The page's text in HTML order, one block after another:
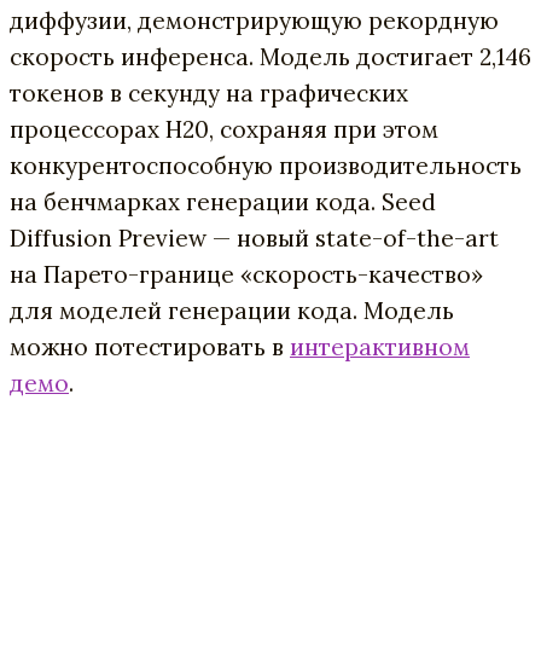
диффузии, демонстрирующую рекордную
скорость инференса. Модель достигает 2,146
токенов в секунду на графических
процессорах H20, сохраняя при этом
конкурентоспособную производительность
на бенчмарках генерации кода. Seed
Diffusion Preview — новый state-of-the-art
на Парето-границе «скорость-качество»
для моделей генерации кода. Модель
можно потестировать в интерактивном
демо.